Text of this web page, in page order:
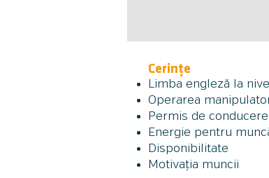
Cerințe
Limba engleză la
Operarea
Permis de conducere
Energie pentru
Disponibilitate
Motivația muncii